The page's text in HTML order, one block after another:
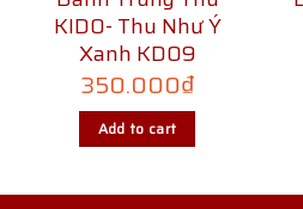
KIDO- Thu Như Ý
Xanh KD09
350.000₫
Add to cart